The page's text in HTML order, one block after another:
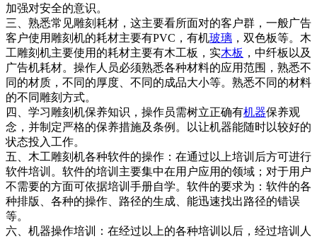
加强对安全的意识。
三、熟悉常见雕刻耗材，这主要看所面对的客户群，一般广告
客户使用雕刻机的耗材主要有PVC，有机玻璃 ，双色板等。木
工雕刻机主要使用的耗材主要有木工板，实木板 ，中纤板以及
广告机耗材。操作人员必须熟悉各种材料的应用范围，熟悉不
同的材质，不同的厚度、不同的成品大小等。熟悉不同的材料
的不同雕刻方式。
四、学习雕刻机保养知识，操作员需树立正确有机器保养观
念，并制定严格的保养措施及条例。以让机器能随时以较好的
状态投入工作。
五、木工雕刻机各种软件的操作：在通过以上培训后方可进行
软件培训。软件的培训主要集中在用户应用的领域；对于用户
不需要的方面可依据培训手册自学。软件的要求为：软件的各
种排版、各种的操作、路径的生成、能迅速找出路径的错误
等。
六、机器操作培训：在经过以上的各种培训以后，经过培训人